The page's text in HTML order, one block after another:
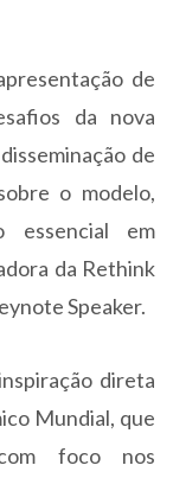
de
da nova
de
o modelo,
essencial em
da Rethink
Speaker.
direta
Mundial, que
foco nos